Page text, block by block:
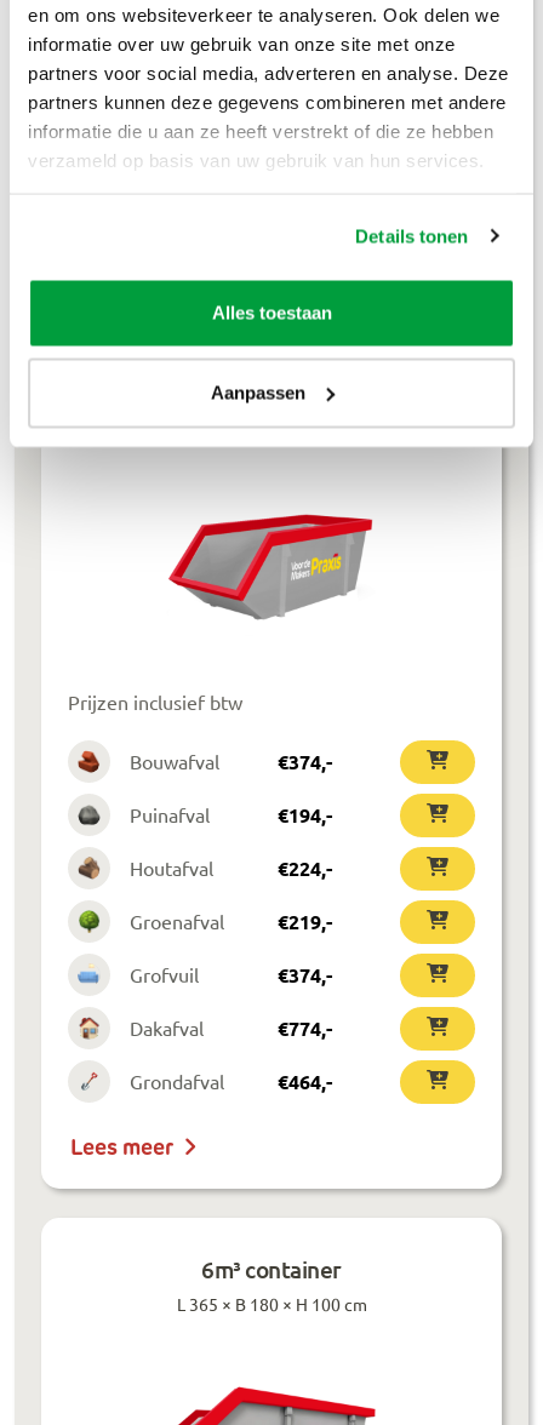
en om ons websiteverkeer te analyseren. Ook delen we
informatie over uw gebruik van onze site met onze
partners voor social media, adverteren en analyse. Deze
partners kunnen deze gegevens combineren met andere
informatie die u aan ze heeft verstrekt of die ze hebben
verzameld op basis van uw gebruik van hun services.
Details tonen
Alles toestaan
Aanpassen
Groenafval €194,-
Grofvuil €304,-
Dakafval €694,-
4m³ container
L 245 × B 160 × H 120 cm
Prijzen inclusief btw
Bouwafval €374,-
Puinafval €194,-
Houtafval €224,-
Groenafval €219,-
Grofvuil €374,-
Dakafval €774,-
Grondafval €464,-
Lees meer
6m³ container
L 365 × B 180 × H 100 cm